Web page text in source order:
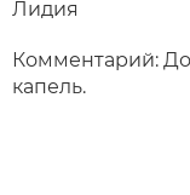
Лидия
Комментарий:
капель.